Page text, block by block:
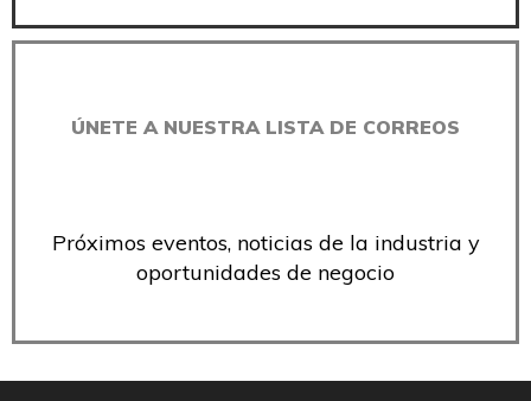
ÚNETE A NUESTRA LISTA DE CORREOS
Próximos eventos, noticias de la industria y
oportunidades de negocio